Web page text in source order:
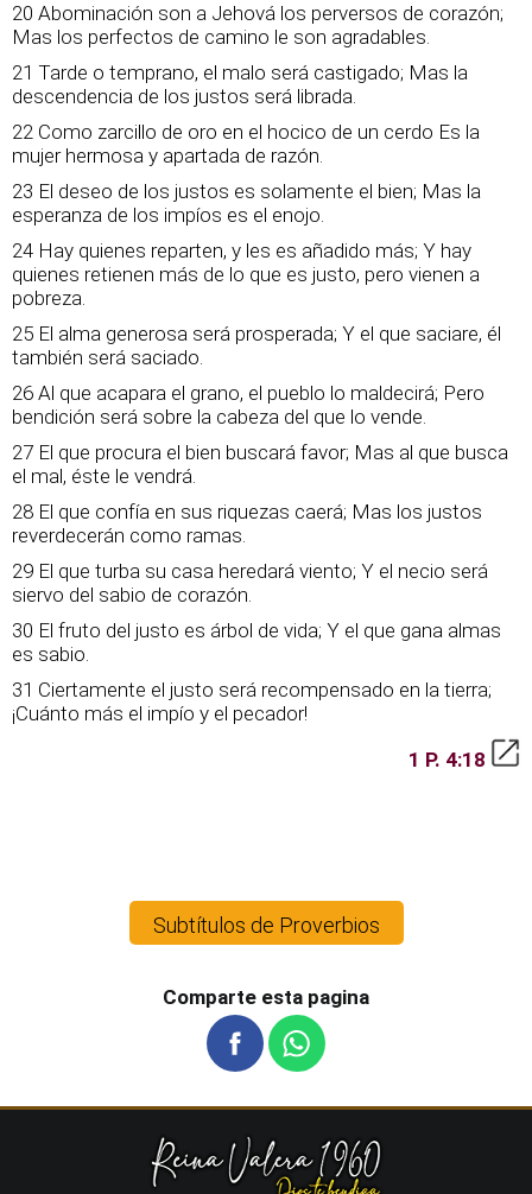
20 Abominación son a Jehová los perversos de corazón;
Mas los perfectos de camino le son agradables.
21 Tarde o temprano, el malo será castigado; Mas la
descendencia de los justos será librada.
22 Como zarcillo de oro en el hocico de un cerdo Es la
mujer hermosa y apartada de razón.
23 El deseo de los justos es solamente el bien; Mas la
esperanza de los impíos es el enojo.
24 Hay quienes reparten, y les es añadido más; Y hay
quienes retienen más de lo que es justo, pero vienen a
pobreza.
25 El alma generosa será prosperada; Y el que saciare, él
también será saciado.
26 Al que acapara el grano, el pueblo lo maldecirá; Pero
bendición será sobre la cabeza del que lo vende.
27 El que procura el bien buscará favor; Mas al que busca
el mal, éste le vendrá.
28 El que confía en sus riquezas caerá; Mas los justos
reverdecerán como ramas.
29 El que turba su casa heredará viento; Y el necio será
siervo del sabio de corazón.
30 El fruto del justo es árbol de vida; Y el que gana almas
es sabio.
31 Ciertamente el justo será recompensado en la tierra;
¡Cuánto más el impío y el pecador!
1 P. 4:18
Subtítulos de Proverbios
Comparte esta pagina